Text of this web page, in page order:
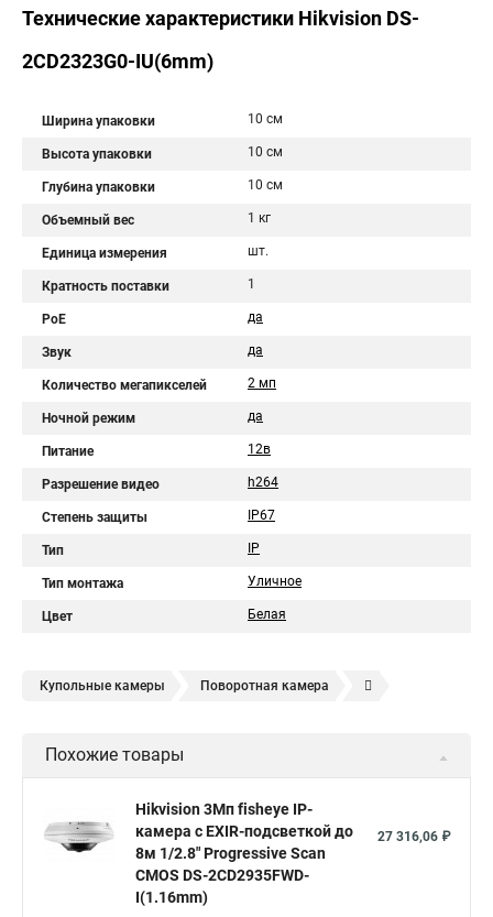
Технические характеристики Hikvision DS-
2CD2323G0-IU(6mm)
Ширина упаковки 10 см
Высота упаковки 10 см
Глубина упаковки 10 см
Объемный вес 1 кг
Единица измерения шт.
Кратность поставки 1
PoE да
Звук да
Количество мегапикселей 2 мп
Ночной режим да
Питание 12в
Разрешение видео h264
Степень защиты IP67
Тип IP
Тип монтажа Уличное
Цвет Белая
Купольные камеры Поворотная камера
Камера видеонаблюдения hikvision
Hikvision купить Hikvision уличная ip камера
Hikvision poe
Похожие товары
Hikvision 3Мп fisheye IP-
камера c EXIR-подсветкой до
8м 1/2.8" Progressive Scan
CMOS DS-2CD2935FWD-
I(1.16mm)
27 316,06 ₽